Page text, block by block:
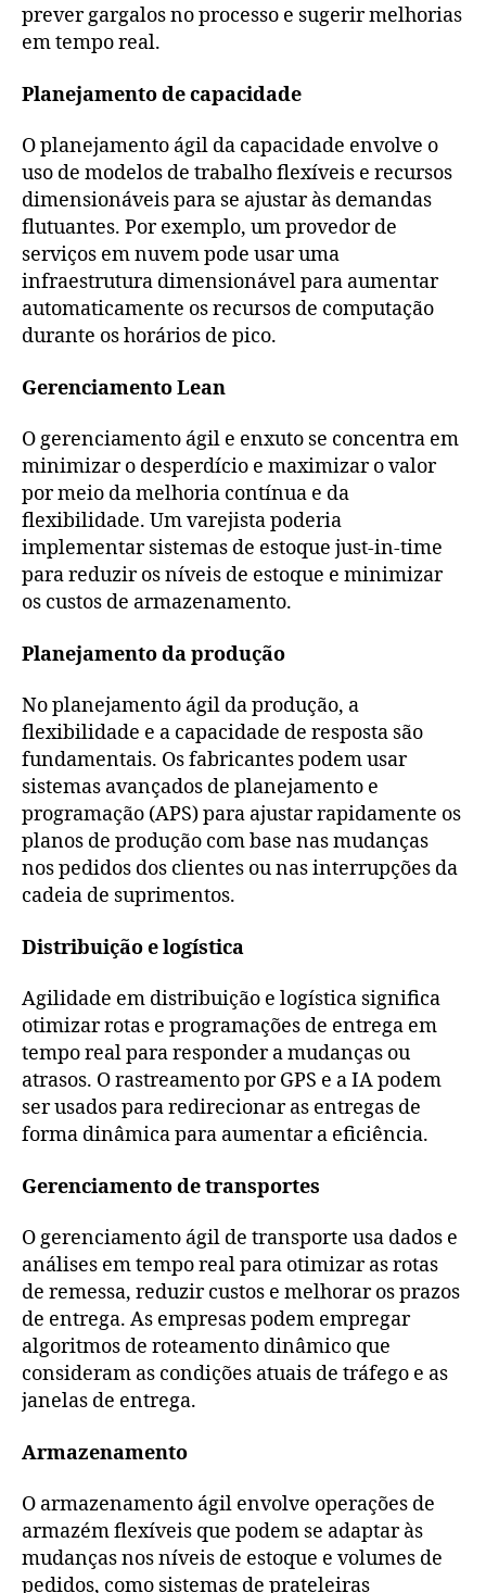
prever gargalos no processo e sugerir melhorias
em tempo real.
Planejamento de capacidade
O planejamento ágil da capacidade envolve o
uso de modelos de trabalho flexíveis e recursos
dimensionáveis para se ajustar às demandas
flutuantes. Por exemplo, um provedor de
serviços em nuvem pode usar uma
infraestrutura dimensionável para aumentar
automaticamente os recursos de computação
durante os horários de pico.
Gerenciamento Lean
O gerenciamento ágil e enxuto se concentra em
minimizar o desperdício e maximizar o valor
por meio da melhoria contínua e da
flexibilidade. Um varejista poderia
implementar sistemas de estoque just-in-time
para reduzir os níveis de estoque e minimizar
os custos de armazenamento.
Planejamento da produção
No planejamento ágil da produção, a
flexibilidade e a capacidade de resposta são
fundamentais. Os fabricantes podem usar
sistemas avançados de planejamento e
programação (APS) para ajustar rapidamente os
planos de produção com base nas mudanças
nos pedidos dos clientes ou nas interrupções da
cadeia de suprimentos.
Distribuição e logística
Agilidade em distribuição e logística significa
otimizar rotas e programações de entrega em
tempo real para responder a mudanças ou
atrasos. O rastreamento por GPS e a IA podem
ser usados para redirecionar as entregas de
forma dinâmica para aumentar a eficiência.
Gerenciamento de transportes
O gerenciamento ágil de transporte usa dados e
análises em tempo real para otimizar as rotas
de remessa, reduzir custos e melhorar os prazos
de entrega. As empresas podem empregar
algoritmos de roteamento dinâmico que
consideram as condições atuais de tráfego e as
janelas de entrega.
Armazenamento
O armazenamento ágil envolve operações de
armazém flexíveis que podem se adaptar às
mudanças nos níveis de estoque e volumes de
pedidos, como sistemas de prateleiras